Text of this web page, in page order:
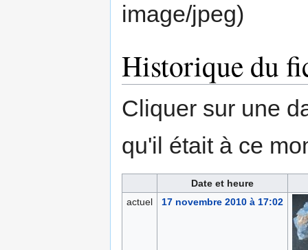
image/jpeg)
Historique du
Cliquer sur une
qu'il était à ce
Date et heure
actuel
17 novembre 2010 à 17:02